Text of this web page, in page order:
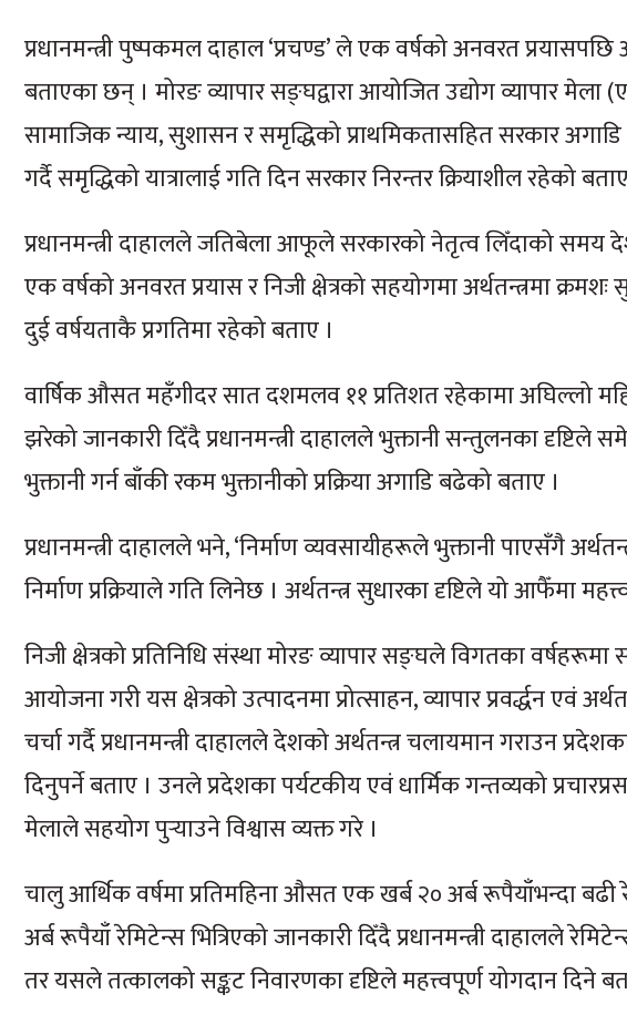
प्रधानमन्त्री पुष्पकमल दाहाल ‘प्रचण्ड’ ले एक वर्षको अनवरत
बताएका छन् । मोरङ व्यापार सङ्घद्वारा आयोजित उद्योग व्यापार मेला
सामाजिक न्याय, सुशासन र समृद्धिको प्राथमिकतासहित सरकार
गर्दै समृद्धिको यात्रालाई गति दिन सरकार निरन्तर क्रियाशील रहेको
प्रधानमन्त्री दाहालले जतिबेला आफूले सरकारको नेतृत्व लिँदाको समय
एक वर्षको अनवरत प्रयास र निजी क्षेत्रको सहयोगमा अर्थतन्त्रमा
दुई वर्षयताकै प्रगतिमा रहेको बताए ।
वार्षिक औसत महँगीदर सात दशमलव ११ प्रतिशत रहेकामा अघिल्लो
झरेको जानकारी दिँदै प्रधानमन्त्री दाहालले भुक्तानी सन्तुलनका दृष्टिले
भुक्तानी गर्न बाँकी रकम भुक्तानीको प्रक्रिया अगाडि बढेको बताए ।
प्रधानमन्त्री दाहालले भने, ‘निर्माण व्यवसायीहरूले भुक्तानी पाएसँगै
निर्माण प्रक्रियाले गति लिनेछ । अर्थतन्त्र सुधारका दृष्टिले यो आफैँमा
निजी क्षेत्रको प्रतिनिधि संस्था मोरङ व्यापार सङ्घले विगतका वर्षहरूमा
आयोजना गरी यस क्षेत्रको उत्पादनमा प्रोत्साहन, व्यापार प्रवर्द्धन एवं
चर्चा गर्दै प्रधानमन्त्री दाहालले देशको अर्थतन्त्र चलायमान गराउन
दिनुपर्ने बताए । उनले प्रदेशका पर्यटकीय एवं धार्मिक गन्तव्यको
मेलाले सहयोग पुर्‍याउने विश्वास व्यक्त गरे ।
चालु आर्थिक वर्षमा प्रतिमहिना औसत एक खर्ब २० अर्ब रूपैयाँभन्दा बढी
अर्ब रूपैयाँ रेमिटेन्स भित्रिएको जानकारी दिँदै प्रधानमन्त्री दाहालले
तर यसले तत्कालको सङ्कट निवारणका दृष्टिले महत्त्वपूर्ण योगदान दिने